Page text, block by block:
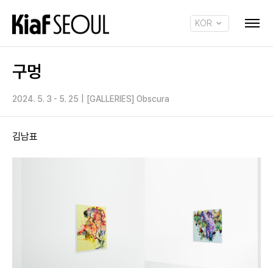
KOR
구멍
2024. 5. 3 - 5. 25 [GALLERIES] Obscura
김남표